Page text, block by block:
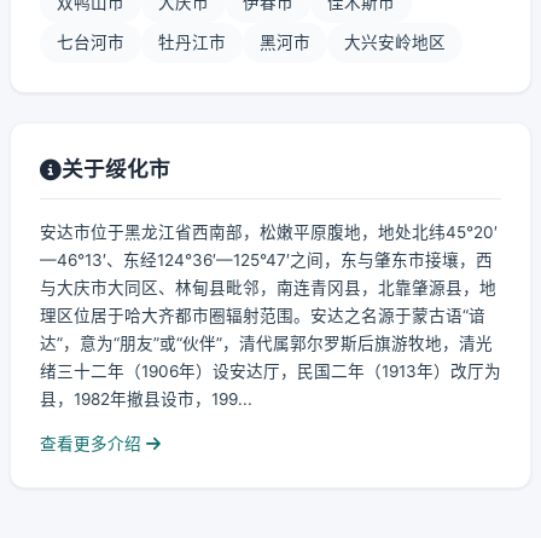
七台河市 牡丹江市 黑河市 大兴安岭地区
关于绥化市
安达市位于黑龙江省西南部，松嫩平原腹地，地处北纬45°20′
—46°13′、东经124°36′—125°47′之间，东与肇东市接壤，西
与大庆市大同区、林甸县毗邻，南连青冈县，北靠肇源县，地
理区位居于哈大齐都市圈辐射范围。安达之名源于蒙古语“谙
达”，意为“朋友”或“伙伴”，清代属郭尔罗斯后旗游牧地，清光
绪三十二年（1906年）设安达厅，民国二年（1913年）改厅为
县，1982年撤县设市，199...
查看更多介绍